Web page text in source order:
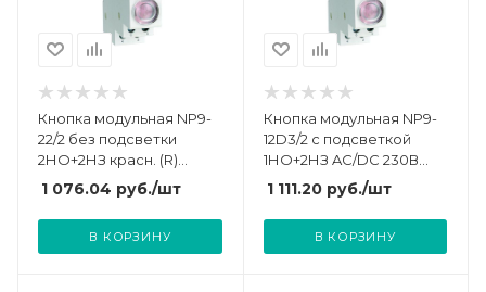
Кнопка модульная NP9-
22/2 без подсветки
2НО+2НЗ красн. (R)
CHINT 584105
1 076.04 руб./шт
В КОРЗИНУ
Кнопка модульная NP9-
12D3/2 с подсветкой
1НО+2НЗ AC/DC 230В
красн. (R) CHINT 584047
1 111.20руб./шт
В КОРЗИНУ